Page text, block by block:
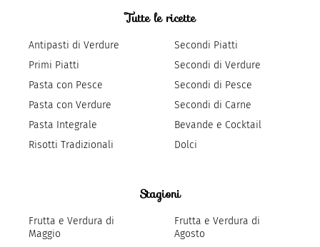
Tutte le ricette
Antipasti di Verdure
Primi Piatti
Pasta con Pesce
Pasta con Verdure
Pasta Integrale
Risotti Tradizionali
Secondi Piatti
Secondi di Verdure
Secondi di Pesce
Secondi di Carne
Bevande e Cocktail
Dolci
Stagioni
Frutta e Verdura di
Maggio
Frutta e Verdura di
Agosto